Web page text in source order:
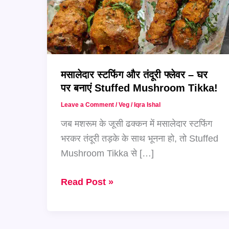
मसालेदार स्टफिंग और तंदूरी फ्लेवर – घर
पर बनाएं Stuffed Mushroom Tikka!
Leave a Comment /Veg / Iqra Ishal
जब मशरूम के जूसी ढक्कन में मसालेदार स्टफिंग
भरकर तंदूरी तड़के के साथ भूनना हो, तो Stuffed
Mushroom Tikka से […]
मसालेदार
Read Post »